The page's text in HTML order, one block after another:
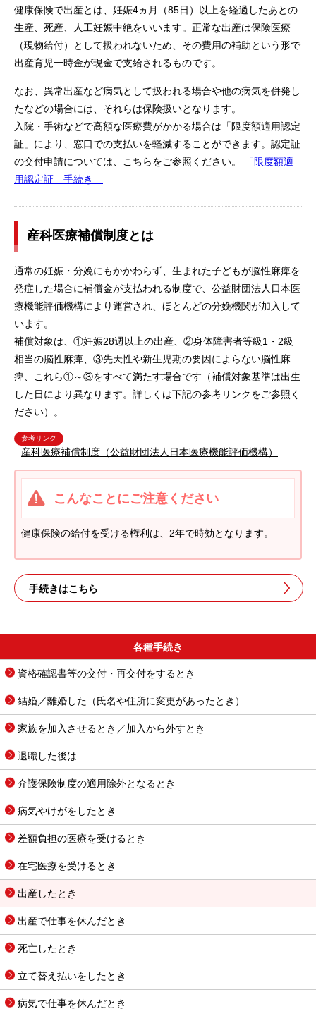
健康保険で出産とは、妊娠4ヵ月（85日）以上を経過したあとの
生産、死産、人工妊娠中絶をいいます。正常な出産は保険医療
（現物給付）として扱われないため、その費用の補助という形で
出産育児一時金が現金で支給されるものです。
なお、異常出産など病気として扱われる場合や他の病気を併発し
たなどの場合には、それらは保険扱いとなります。
入院・手術などで高額な医療費がかかる場合は「限度額適用認定
証」により、窓口での支払いを軽減することができます。認定証
の交付申請については、こちらをご参照ください。
「限度額適
用認定証 手続き」
産科医療補償制度とは
通常の妊娠・分娩にもかかわらず、生まれた子どもが脳性麻痺を
発症した場合に補償金が支払われる制度で、公益財団法人日本医
療機能評価機構により運営され、ほとんどの分娩機関が加入して
います。
補償対象は、①妊娠28週以上の出産、②身体障害者等級1・2級
相当の脳性麻痺、③先天性や新生児期の要因によらない脳性麻
痺、これら①～③をすべて満たす場合です（補償対象基準は出生
した日により異なります。詳しくは下記の参考リンクをご参照く
ださい）。
参考リンク
産科医療補償制度（公益財団法人日本医療機能評価機構）
こんなことにご注意ください
健康保険の給付を受ける権利は、2年で時効となります。
手続きはこちら
各種手続き
資格確認書等の交付・再交付をするとき
結婚／離婚した（氏名や住所に変更があったとき）
家族を加入させるとき／加入から外すとき
退職した後は
介護保険制度の適用除外となるとき
病気やけがをしたとき
差額負担の医療を受けるとき
在宅医療を受けるとき
出産したとき
出産で仕事を休んだとき
死亡したとき
立て替え払いをしたとき
病気で仕事を休んだとき